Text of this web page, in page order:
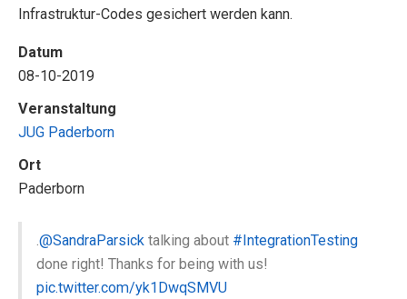
Infrastruktur-Codes gesichert werden kann.
Datum
08-10-2019
Veranstaltung
JUG Paderborn
Ort
Paderborn
.@SandraParsick talking about #IntegrationTesting
done right! Thanks for being with us!
pic.twitter.com/yk1DwqSMVU